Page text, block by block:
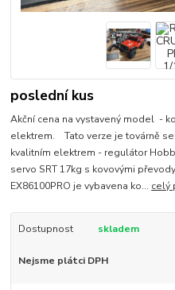
poslední kus
Akční cena na vystavený model -
elektrem. Tato verze je továrně
kvalitním elektrem - regulátor
servo SRT 17kg s kovovými
EX86100PRO je vybavena ko... celý
Dostupnost skladem
Nejsme plátci DPH